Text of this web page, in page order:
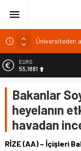
Üniversiteden
TFF 2026
Gazze’de can
Kıyı
EURO
55,1881
6.660,55
BİST
13.779,39
47,7111
Bakanlar
heyelanın
havadan
RİZE (AA) – İçişleri